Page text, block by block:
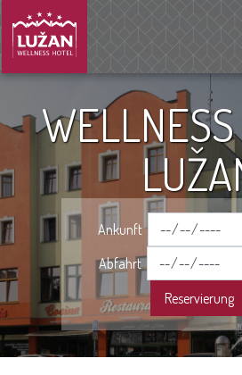
Ankunft
Abfahrt
Reservierung